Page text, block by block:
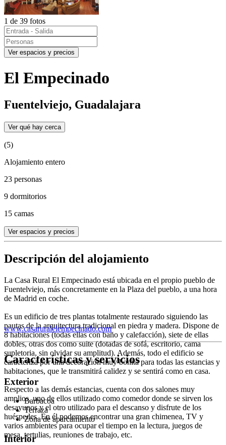
1 de 39 fotos
Ver espacios y precios
El Empecinado
Fuentelviejo, Guadalajara
Ver qué hay cerca
(5)
Alojamiento entero
23 personas
9 dormitorios
15 camas
Ver espacios y precios
Descripción del alojamiento
La Casa Rural El Empecinado está ubicada en el propio pueblo de
Fuentelviejo, más concretamente en la Plaza del pueblo, a una hora
de Madrid en coche.
Es un edificio de tres plantas totalmente restaurado siguiendo las
pautas de la arquitectura tradicional en piedra y madera. Dispone de
8 habitaciones (todas ellas con baño y calefacción), siete de ellas
dobles, otras dos como suite (dotadas de sofá, escritorio, cama
supletoria, sin olvidar su amplitud). Además, todo el edificio se
caracteriza por una decoración muy bonita para todas las estancias y
habitaciones, que le transmitirá calidez y se sentirá como en casa.
Respecto a las demás estancias, cuenta con dos salones muy
amplios, uno de ellos utilizado como comedor donde se sirven los
desayunos y el otro utilizado para el descanso y disfrute de los
huéspedes. En él podemos encontrar una gran chimenea, TV y
varios ambientes para ocupar el tiempo en la lectura, juegos de
mesa, tertulias, reuniones de trabajo, etc.
www.casaruralelempecinado.com
Características y servicios
Exterior
Barbacoa
Terraza
Zona de aparcamiento
Interior